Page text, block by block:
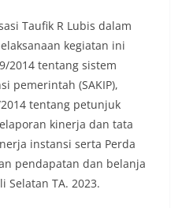
masyarakat. Melalui
Bhabinkamtibmas tidak
penyampai informasi
juga sebagai mitra
keamanan lingkungan
tengah-tengah warga
mempererat
antara Polri dan
membangun kesadaran
menjaga
Taufik R Lubis dalam
kegiatan ini
2014 tentang sistem
pemerintah (SAKIP),
tentang petunjuk
kinerja dan tata
instansi serta Perda
pendapatan dan belanja
Selatan TA. 2023.